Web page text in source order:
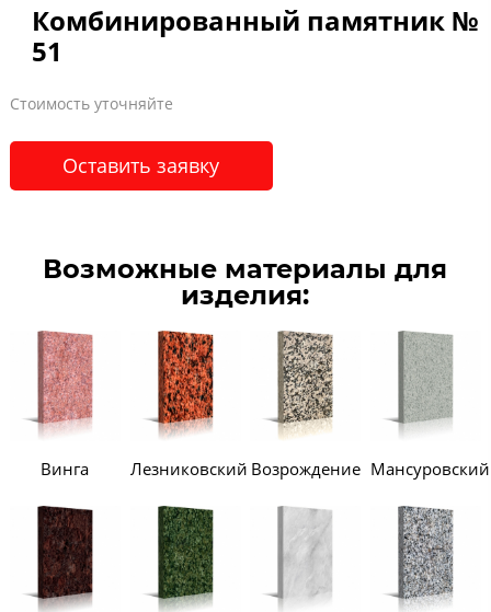
Комбинированный памятник №
51
Стоимость уточняйте
Оставить заявку
Возможные материалы для
изделия:
Винга Лезниковский Возрождение Мансуровский